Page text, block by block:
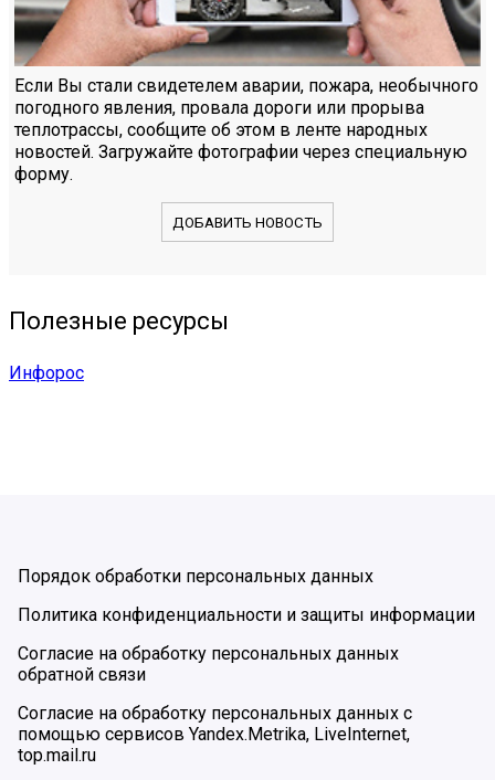
Если Вы стали свидетелем аварии, пожара, необычного
погодного явления, провала дороги или прорыва
теплотрассы, сообщите об этом в ленте народных
новостей. Загружайте фотографии через специальную
форму.
ДОБАВИТЬ НОВОСТЬ
Полезные ресурсы
Инфорос
Порядок обработки персональных данных
Политика конфиденциальности и защиты информации
Согласие на обработку персональных данных
обратной связи
Согласие на обработку персональных данных с
помощью сервисов Yandex.Metrika, LiveInternet,
top.mail.ru